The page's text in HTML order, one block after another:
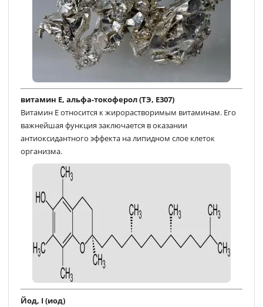
витамин Е, альфа-токоферол (ТЭ, E307)
Витамин E относится к жирорастворимым витаминам. Его
важнейшая функция заключается в оказании
антиоксидантного эффекта на липидном слое клеток
организма.
Йод, I (иод)